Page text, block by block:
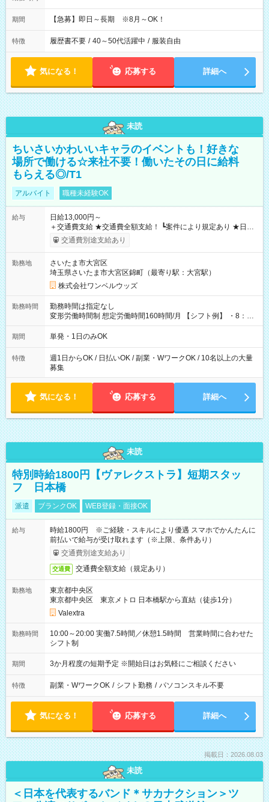
期間 【急募】即日～長期 ※8月～OK！
特徴 履歴書不要 / 40～50代活躍中 / 服装自由
気になる！ 応募する 詳細へ
未読
ちいさいかわいいキャラのイベントも！好きな
場所で働ける☆来社不要！働いたその日に給料
もらえる◎/T1
アルバイト 職種未経験OK
給与
日給13,000円～
＋交通費支給 ★交通費全額支給！ ┗案件により規定あり ★日払
いOK！（規定あり） ┗働いたその日に現金GET♪ お仕事後はコ
ンビニATMから 日払い分を引き落とせます！ 【試用期間】試
交通費別途支給あり
勤務地
さいたま市大宮区
埼玉県さいたま市大宮区錦町（最寄り駅：大宮駅）
株式会社ワンベルウッズ
勤務時間
勤務時間は指定なし
変形労働時間制 想定労働時間160時間/月 【シフト例】 ・8：00
～21：00
期間 単発・1日のみOK
特徴
週1日からOK / 日払いOK / 副業・WワークOK / 10名以上の大量
募集
気になる！ 応募する 詳細へ
未読
特別時給1800円【ヴァレクストラ】短期スタッ
フ 日本橋
派遣 ブランクOK WEB登録・面接OK
給与
時給1800円 ※ご経験・スキルにより優遇 スマホでかんたんに
前払いで給与が受け取れます（※上限、条件あり）
交通費別途支給あり
交通費 交通費全額支給（規定あり）
勤務地
東京都中央区
東京都中央区 東京メトロ 日本橋駅から直結（徒歩1分）
Valextra
勤務時間
10:00～20:00 実働7.5時間／休憩1.5時間 営業時間に合わせた
シフト制
期間 3か月程度の短期予定 ※開始日はお気軽にご相談ください
特徴 副業・WワークOK / シフト勤務 / パソコンスキル不要
気になる！ 応募する 詳細へ
掲載日：2026.08.03
未読
＜日本を代表するバンド＊サカナクション＞ツ